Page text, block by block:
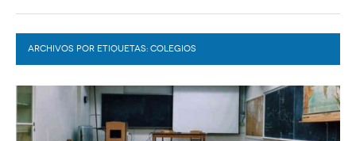
GÓMEZ PALACIO
LERDO
DURANGO
DEPORTES
COLABORADORES
ARCHIVOS POR ETIQUETAS: COLEGIOS